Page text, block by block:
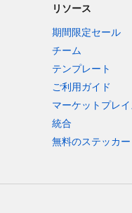
リソース
期間限定セール
チーム
テンプレート
ご利用ガイド
マーケットプレイ
統合
無料のステッカー